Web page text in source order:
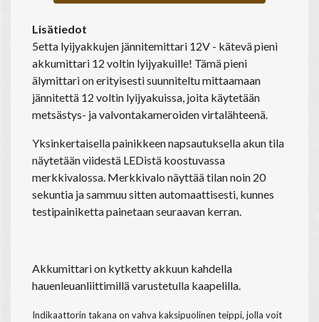
Lisätiedot
5etta lyijyakkujen jännitemittari 12V - kätevä pieni
akkumittari 12 voltin lyijyakuille! Tämä pieni
älymittari on erityisesti suunniteltu mittaamaan
jännitettä 12 voltin lyijyakuissa, joita käytetään
metsästys- ja valvontakameroiden virtalähteenä.
Yksinkertaisella painikkeen napsautuksella akun tila
näytetään viidestä LEDistä koostuvassa
merkkivalossa. Merkkivalo näyttää tilan noin 20
sekuntia ja sammuu sitten automaattisesti, kunnes
testipainiketta painetaan seuraavan kerran.
Akkumittari on kytketty akkuun kahdella
hauenleuanliittimillä varustetulla kaapelilla.
Indikaattorin takana on vahva kaksipuolinen teippi, jolla voit